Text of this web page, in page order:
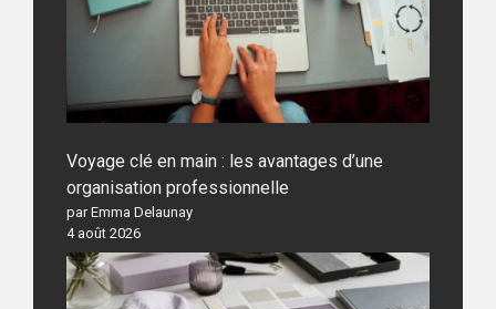
Voyage clé en main : les avantages d’une
organisation professionnelle
par Emma Delaunay
4 août 2026